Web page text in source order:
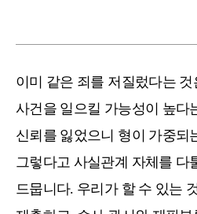
이미 같은 죄를 저질렀다는
사건을 일으킬 가능성이 높다
신뢰를 잃었으니 형이 가중되
그렇다고 사실관계 자체를 다
드뭅니다. 우리가 할 수 있는